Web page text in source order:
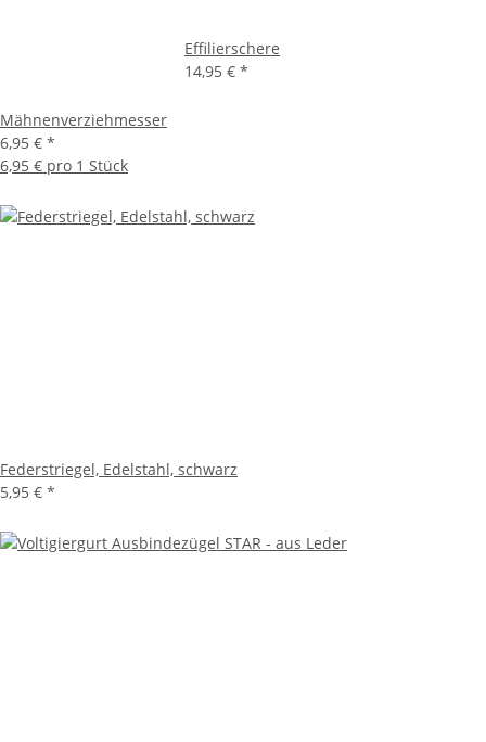
Mähnenverziehmesser
6,95 € *
6,95 € pro 1 Stück
Effilierschere
14,95 € *
Federstriegel, Edelstahl, schwarz
5,95 € *